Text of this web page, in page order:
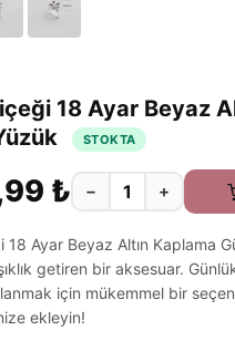
18 Ayar Beyaz
STOKTA
₺ − +
18 Ayar Beyaz Altın Kaplama
getiren bir aksesuar.
için mükemmel bir
ekleyin!